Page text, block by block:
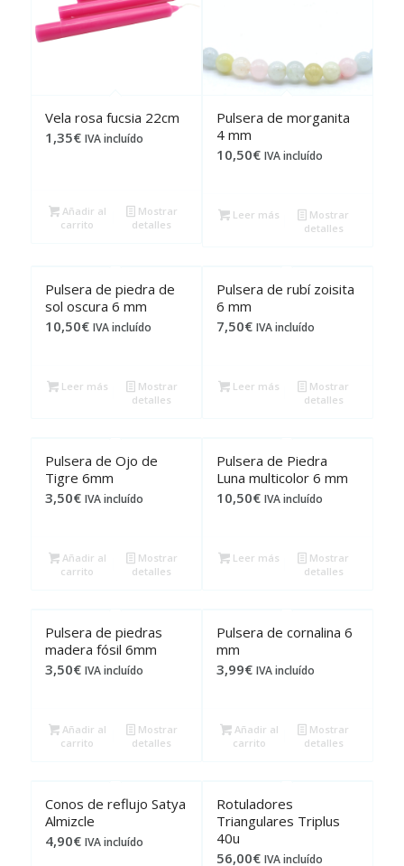
Vela rosa fucsia 22cm
1,35€ IVA incluído
Añadir al
carrito
Mostrar
detalles
Pulsera de morganita
4 mm
10,50€ IVA incluído
Leer más
Mostrar
detalles
Pulsera de piedra de
sol oscura 6 mm
10,50€ IVA incluído
Leer más
Mostrar
detalles
Pulsera de rubí zoisita
6 mm
7,50€ IVA incluído
Leer más
Mostrar
detalles
Pulsera de Ojo de
Tigre 6mm
3,50€ IVA incluído
Añadir al
carrito
Mostrar
detalles
Pulsera de Piedra
Luna multicolor 6 mm
10,50€ IVA incluído
Leer más
Mostrar
detalles
Pulsera de piedras
madera fósil 6mm
3,50€ IVA incluído
Añadir al
carrito
Mostrar
detalles
Pulsera de cornalina 6
mm
3,99€ IVA incluído
Añadir al
carrito
Mostrar
detalles
Conos de reflujo Satya
Almizcle
4,90€ IVA incluído
Rotuladores
Triangulares Triplus
40u
56,00€ IVA incluído